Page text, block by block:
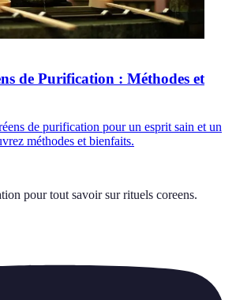
de Purification : Méthodes et
de purification pour un esprit sain et un
méthodes et bienfaits.
pour tout savoir sur rituels coreens.